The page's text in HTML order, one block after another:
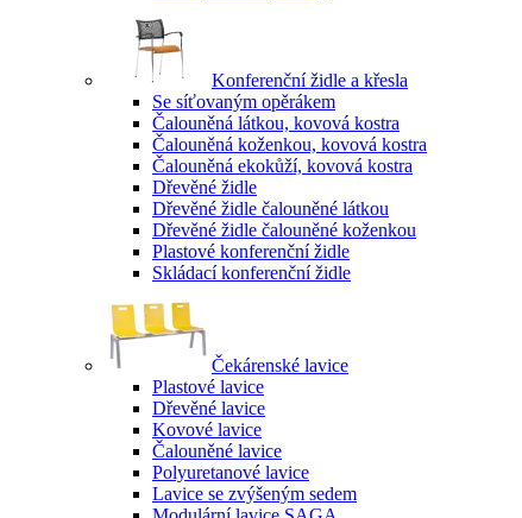
Konferenční židle a křesla
Se síťovaným opěrákem
Čalouněná látkou, kovová kostra
Čalouněná koženkou, kovová kostra
Čalouněná ekokůží, kovová kostra
Dřevěné židle
Dřevěné židle čalouněné látkou
Dřevěné židle čalouněné koženkou
Plastové konferenční židle
Skládací konferenční židle
Čekárenské lavice
Plastové lavice
Dřevěné lavice
Kovové lavice
Čalouněné lavice
Polyuretanové lavice
Lavice se zvýšeným sedem